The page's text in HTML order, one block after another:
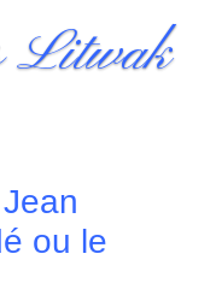
Litwak
ou le